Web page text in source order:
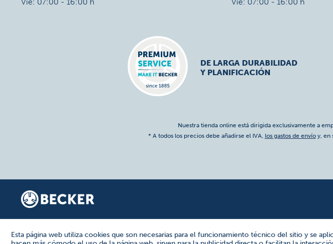
DE LARGA DURABILIDAD
Y PLANIFICACIÓN
Nuestra tienda online está dirigida exclusivamente a
* A todos los precios debe añadirse el IVA, los gastos de envíoy, en
Esta página web utiliza cookies que son necesarias para el funcionamiento técnico del sitio y se